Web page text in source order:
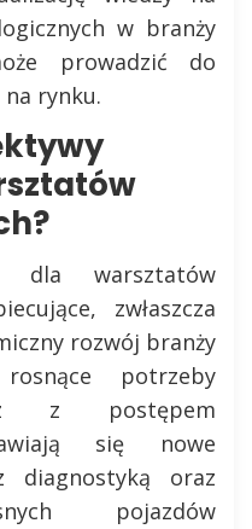
w branży
prowadzić do
rynku.
dla warsztatów
zwłaszcza
rozwój branży
potrzeby
z postępem
się nowe
diagnostyką oraz
pojazdów